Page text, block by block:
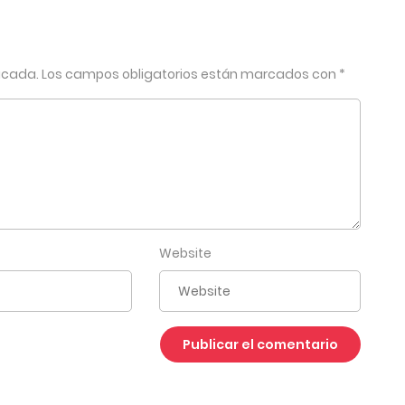
algunos. Otros, más directos, le aconsejaban
puñalada en el cuello. No obstante, al amanecer del
Los campos obligatorios están marcados con *
Website